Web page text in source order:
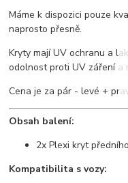
Máme k dispozici pouze
naprosto přesně.
Kryty mají UV ochranu a
odolnost proti UV záření a
Cena je za pár - levé +
Obsah balení:
2x Plexi kryt
Kompatibilita s vozy: